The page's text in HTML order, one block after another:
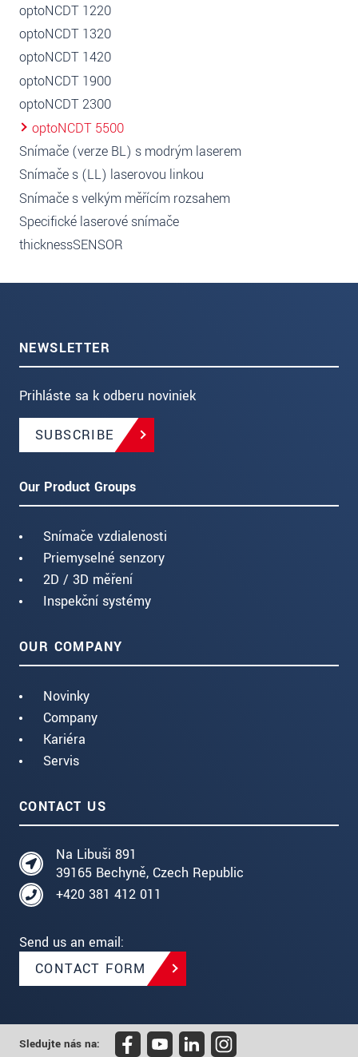
optoNCDT 1220
optoNCDT 1320
optoNCDT 1420
optoNCDT 1900
optoNCDT 2300
optoNCDT 5500
Snímače (verze BL) s modrým laserem
Snímače s (LL) laserovou linkou
Snímače s velkým měřícím rozsahem
Specifické laserové snímače
thicknessSENSOR
NEWSLETTER
Prihláste sa k odberu noviniek
SUBSCRIBE
Our Product Groups
Snímače vzdialenosti
Priemyselné senzory
2D / 3D měření
Inspekční systémy
OUR COMPANY
Novinky
Company
Kariéra
Servis
CONTACT US
Na Libuši 891
39165 Bechyně, Czech Republic
+420 381 412 011
Send us an email:
CONTACT FORM
Sledujte nás na: